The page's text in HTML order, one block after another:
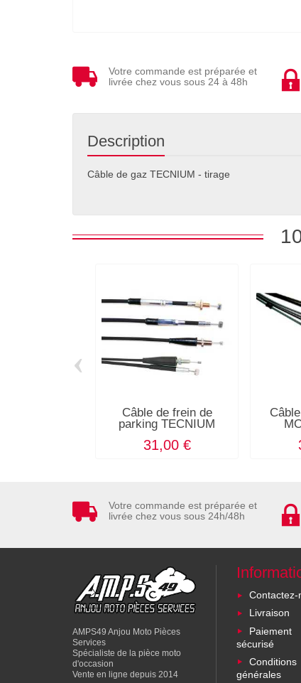
Votre commande est préparée et
livrée chez vous sous 24 à 48h
Description
Câble de gaz TECNIUM - tirage
Câble de frein de
parking TECNIUM
31,00 €
‹
Votre commande est préparée et
livrée chez vous sous 24h/48h
AMPS49 Anjou Moto Pièces
Services
Spécialiste de la pièce moto
d'occasion
Vente en ligne depuis 2014
Contactez-
Livraison
Paiement
sécurisé
Conditions
générales